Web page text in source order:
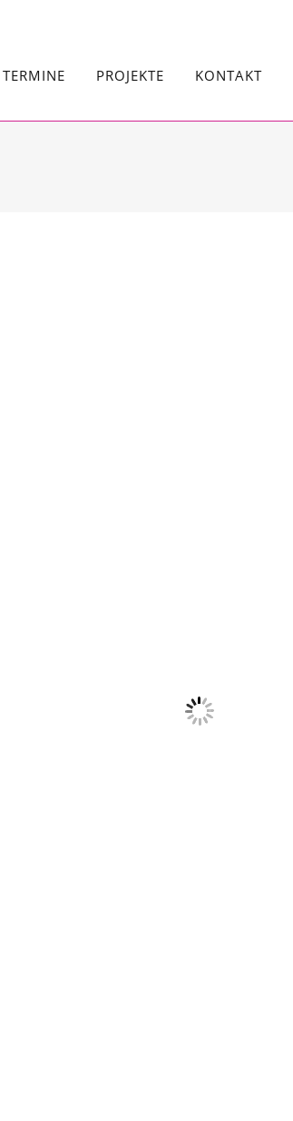
TERMINE PROJEKTE KONTAKT